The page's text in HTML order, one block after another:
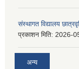
संस्थागत विद्यालय
प्रकाशन मिति: 2026-
अन्य